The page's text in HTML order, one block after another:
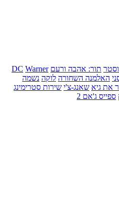
תור: אהבה ורעם DC Warner
האלמנה השחורה לוקה נשמה
את גיא שאנג-צ'י שירות סטרימינג
ספייס ג'אם 2